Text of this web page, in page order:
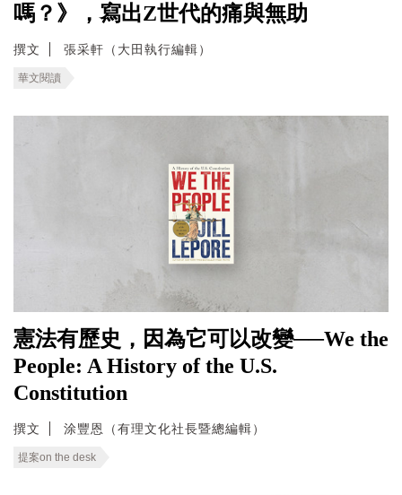
嗎？》，寫出Z世代的痛與無助
撰文 張采軒（大田執行編輯）
華文閱讀
憲法有歷史，因為它可以改變──We the
People: A History of the U.S.
Constitution
撰文 涂豐恩（有理文化社長暨總編輯）
提案on the desk